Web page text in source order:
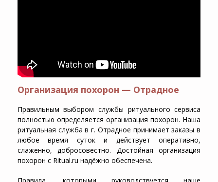
Организация похорон — Отрадное
Правильным выбором службы ритуального сервиса
полностью определяется организация похорон. Наша
ритуальная служба в г. Отрадное принимает заказы в
любое время суток и действует оперативно,
слаженно, добросовестно. Достойная организация
похорон с Ritual.ru надёжно обеспечена.